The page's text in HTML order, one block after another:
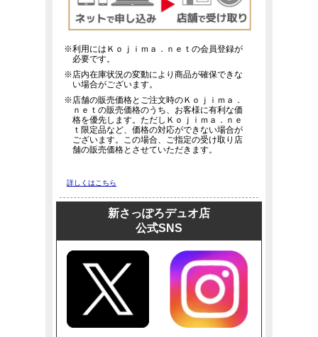
※利用にはＫｏｊｉｍａ．ｎｅｔの会員登録が
必要です。
※店内在庫状況の変動により商品が確保できな
い場合がございます。
※店舗の販売価格とご注文時のＫｏｊｉｍａ．
ｎｅｔの販売価格のうち、お客様に有利な価
格を優先します。ただしＫｏｊｉｍａ．ｎｅ
ｔ限定品など、価格の対応ができない場合が
ございます。この場合、ご指定の受け取り店
舗の販売価格とさせていただきます。
詳しくはこちら
新さっぽろデュオ店
公式SNS